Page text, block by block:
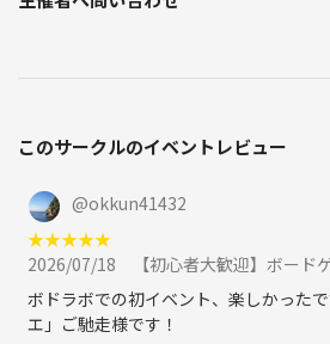
このサークルのイベントレビュー
@okkun41432
★★★★★
2026/07/18
【初心者大歓迎】ボード
ボドラボでの初イベント、楽しかった
エ」ご馳走様です！